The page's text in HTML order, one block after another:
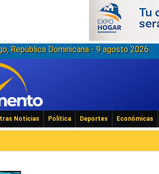
República Dominicana - 9 agosto 2026
Noticias Política Deportes Económicas